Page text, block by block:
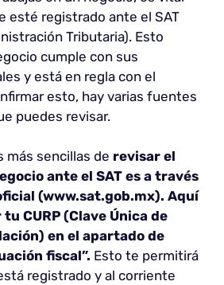
esté registrado ante el SAT
Tributaria). Esto
cumple con sus
y está en regla con el
esto, hay varias fuentes
puedes revisar.
más sencillas de revisar el
ante el SAT es a través
(www.sat.gob.mx). Aquí
CURP (Clave Única de
en el apartado de
fiscal”. Esto te permitirá
registrado y al corriente